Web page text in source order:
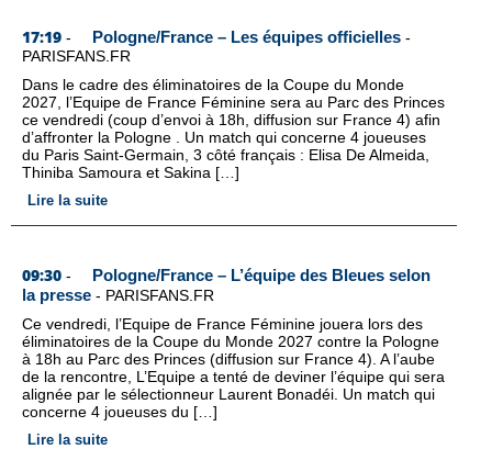
17:19 - Pologne/France – Les équipes officielles -
PARISFANS.FR
Dans le cadre des éliminatoires de la Coupe du Monde
2027, l’Equipe de France Féminine sera au Parc des Princes
ce vendredi (coup d’envoi à 18h, diffusion sur France 4) afin
d’affronter la Pologne . Un match qui concerne 4 joueuses
du Paris Saint-Germain, 3 côté français : Elisa De Almeida,
Thiniba Samoura et Sakina […]
Lire la suite
09:30 -
Pologne/France – L’équipe des Bleues selon
la presse - PARISFANS.FR
Ce vendredi, l’Equipe de France Féminine jouera lors des
éliminatoires de la Coupe du Monde 2027 contre la Pologne
à 18h au Parc des Princes (diffusion sur France 4). A l’aube
de la rencontre, L’Equipe a tenté de deviner l’équipe qui sera
alignée par le sélectionneur Laurent Bonadéi. Un match qui
concerne 4 joueuses du […]
Lire la suite